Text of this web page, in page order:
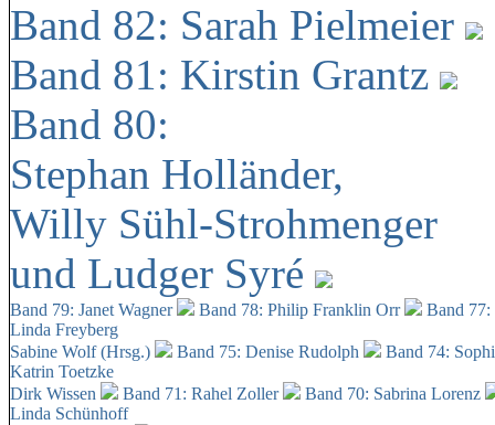
Band 82: Sarah Pielmeier
Band 81: Kirstin Grantz
Band 80:
Stephan Holländer,
Willy Sühl-Strohmenger
und Ludger Syré
Band 79: Janet Wagner Band 78: Philip Franklin Orr
Band
Linda Freyberg
Sabine Wolf (Hrsg.)
Band 75: Denise Rudolph
Band 74:
Katrin Toetzke
Dirk Wissen
Band 71: Rahel Zoller
Band 70: Sabrina Lorenz
Linda Schünhoff